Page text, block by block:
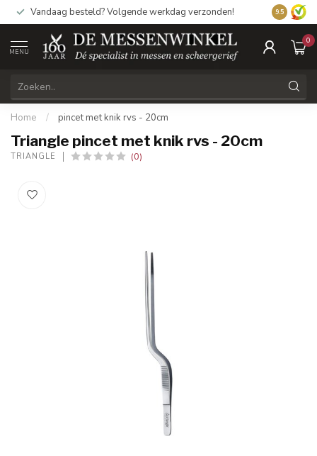
Vandaag besteld? Volgende werkdag verzonden! 9.5
MENU
0
Home / pincet met knik rvs - 20cm
Triangle pincet met knik rvs - 20cm
TRIANGLE (0)